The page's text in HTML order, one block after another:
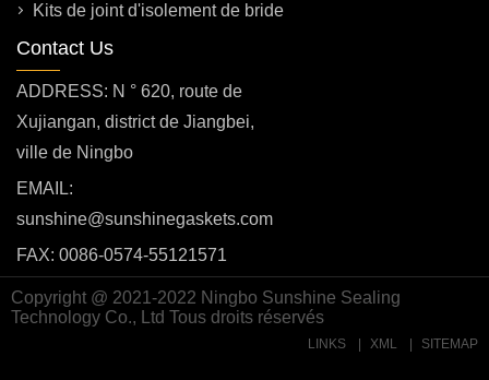
Kits de joint d'isolement de bride
Contact Us
ADDRESS: N ° 620, route de
Xujiangan, district de Jiangbei,
ville de Ningbo
EMAIL:
sunshine@sunshinegaskets.com
FAX: 0086-0574-55121571
Copyright @ 2021-2022 Ningbo Sunshine Sealing
Technology Co., Ltd Tous droits réservés
LINKS XML SITEMAP